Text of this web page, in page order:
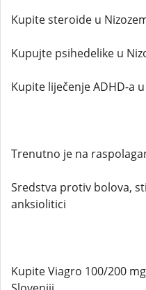
Kupite steroide u
Kupujte psihedelike u
Kupite liječenje ADHD-a
Trenutno je na
Sredstva protiv bolova,
anksiolitici
Kupite Viagro 100/200